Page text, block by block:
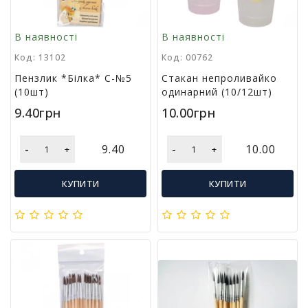
К
а
н
ц
е
л
я
к
т
о
в
а
В наявності
Код: 13102
Пензлик *Білка* С-№5
(10шт)
9.40грн
- + 9.40
КУПИТИ
В наявності
Код: 00762
Стакан непроливайко
одинарний (10/12шт)
10.00грн
- + 10.00
КУПИТИ